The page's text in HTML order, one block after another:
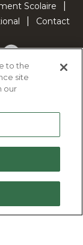
Scolaire
Contact
TikTok
to the
site
our